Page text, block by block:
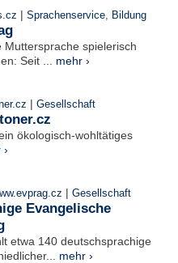
| Sprachenservice, Bildung
Muttersprache spielerisch
Seit ... mehr ›
| Gesellschaft
ökologisch-wohltätiges
| Gesellschaft
Evangelische
etwa 140 deutschsprachige
mehr ›